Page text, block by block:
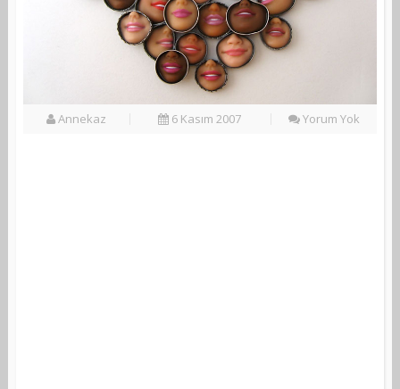
Annekaz 6 Kasım 2007 Yorum Yok